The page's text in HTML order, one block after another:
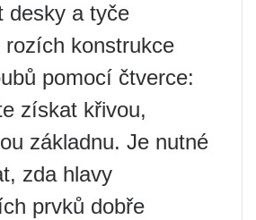
desky a tyče
konstrukce
pomocí čtverce:
získat křivou,
základnu. Je nutné
zda hlavy
prvků dobře